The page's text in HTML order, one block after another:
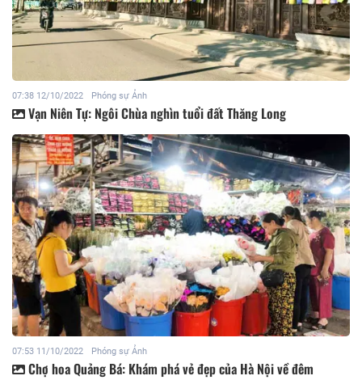
07:38 12/10/2022 Phóng sự Ảnh
Vạn Niên Tự: Ngôi Chùa nghìn tuổi đất Thăng Long
07:53 11/10/2022 Phóng sự Ảnh
Chợ hoa Quảng Bá: Khám phá vẻ đẹp của Hà Nội về đêm